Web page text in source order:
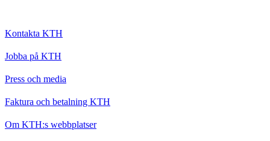
Kontakta KTH
Jobba på KTH
Press och media
Faktura och betalning KTH
Om KTH:s webbplatser